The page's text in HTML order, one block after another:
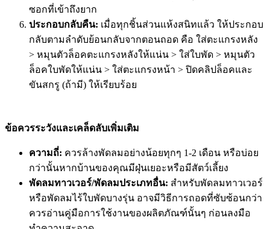
ซอกที่เข้าถึงยาก
ประกอบกลับคืน: เมื่อทุกชิ้นส่วนแห้งสนิทแล้ว ให้ประกอบ
กลับตามลำดับย้อนกลับจากตอนถอด คือ ใส่ตะแกรงหลัง
> หมุนตัวล็อคตะแกรงหลังให้แน่น > ใส่ใบพัด > หมุนตัว
ล็อคใบพัดให้แน่น > ใส่ตะแกรงหน้า > ปิดคลิปล็อคและ
ขันสกรู (ถ้ามี) ให้เรียบร้อย
ข้อควรระวังและเคล็ดลับเพิ่มเติม
ความถี่: ควรล้างพัดลมอย่างน้อยทุกๆ 1-2 เดือน หรือบ่อย
กว่านั้นหากบ้านของคุณมีฝุ่นเยอะหรือมีสัตว์เลี้ยง
พัดลมทาวเวอร์/พัดลมประเภทอื่น: สำหรับพัดลมทาวเวอร์
หรือพัดลมไร้ใบพัดบางรุ่น อาจมีวิธีการถอดที่ซับซ้อนกว่า
ควรอ่านคู่มือการใช้งานของผลิตภัณฑ์นั้นๆ ก่อนลงมือ